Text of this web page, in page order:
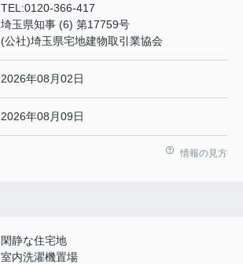
TEL:0120-366-417
埼玉県知事 (6) 第17759号
(公社)埼玉県宅地建物取引業協会
2026年08月02日
2026年08月09日
情報の見方
閑静な住宅地
室内洗濯機置場